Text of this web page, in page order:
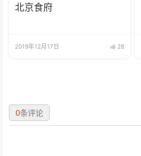
北京食府
2019年12月17日 28
0条评论